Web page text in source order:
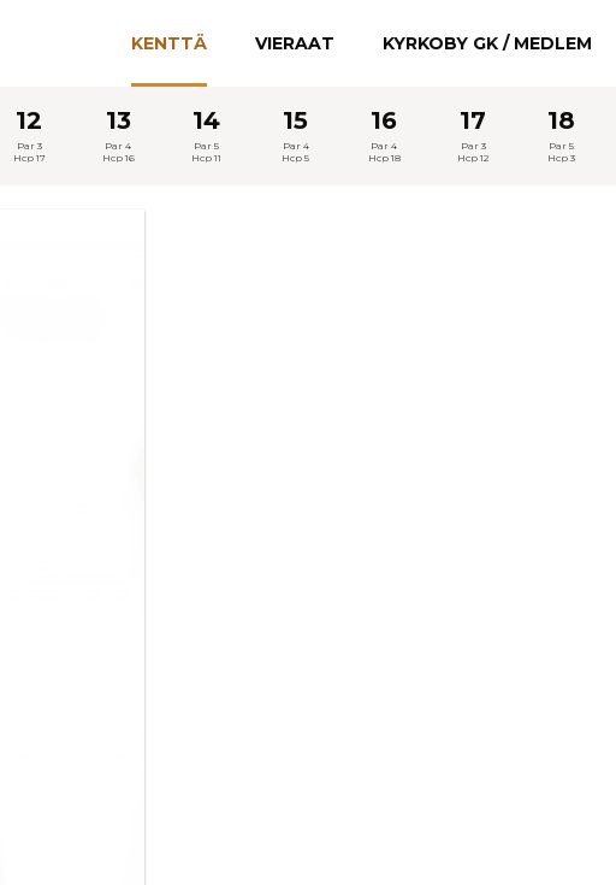
KENTTÄ VIERAAT KYRKOBY GK / MEDLEM
12
Par 3
Hcp 17
13
Par 4
Hcp 16
14
Par 5
Hcp 11
15
Par 4
Hcp 5
16
Par 4
Hcp 18
17
Par 3
Hcp 12
18
Par 5
Hcp 3